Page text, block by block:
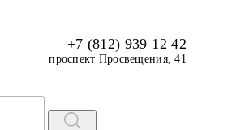
+7 (812) 939 12 42
проспект Просвещения, 41